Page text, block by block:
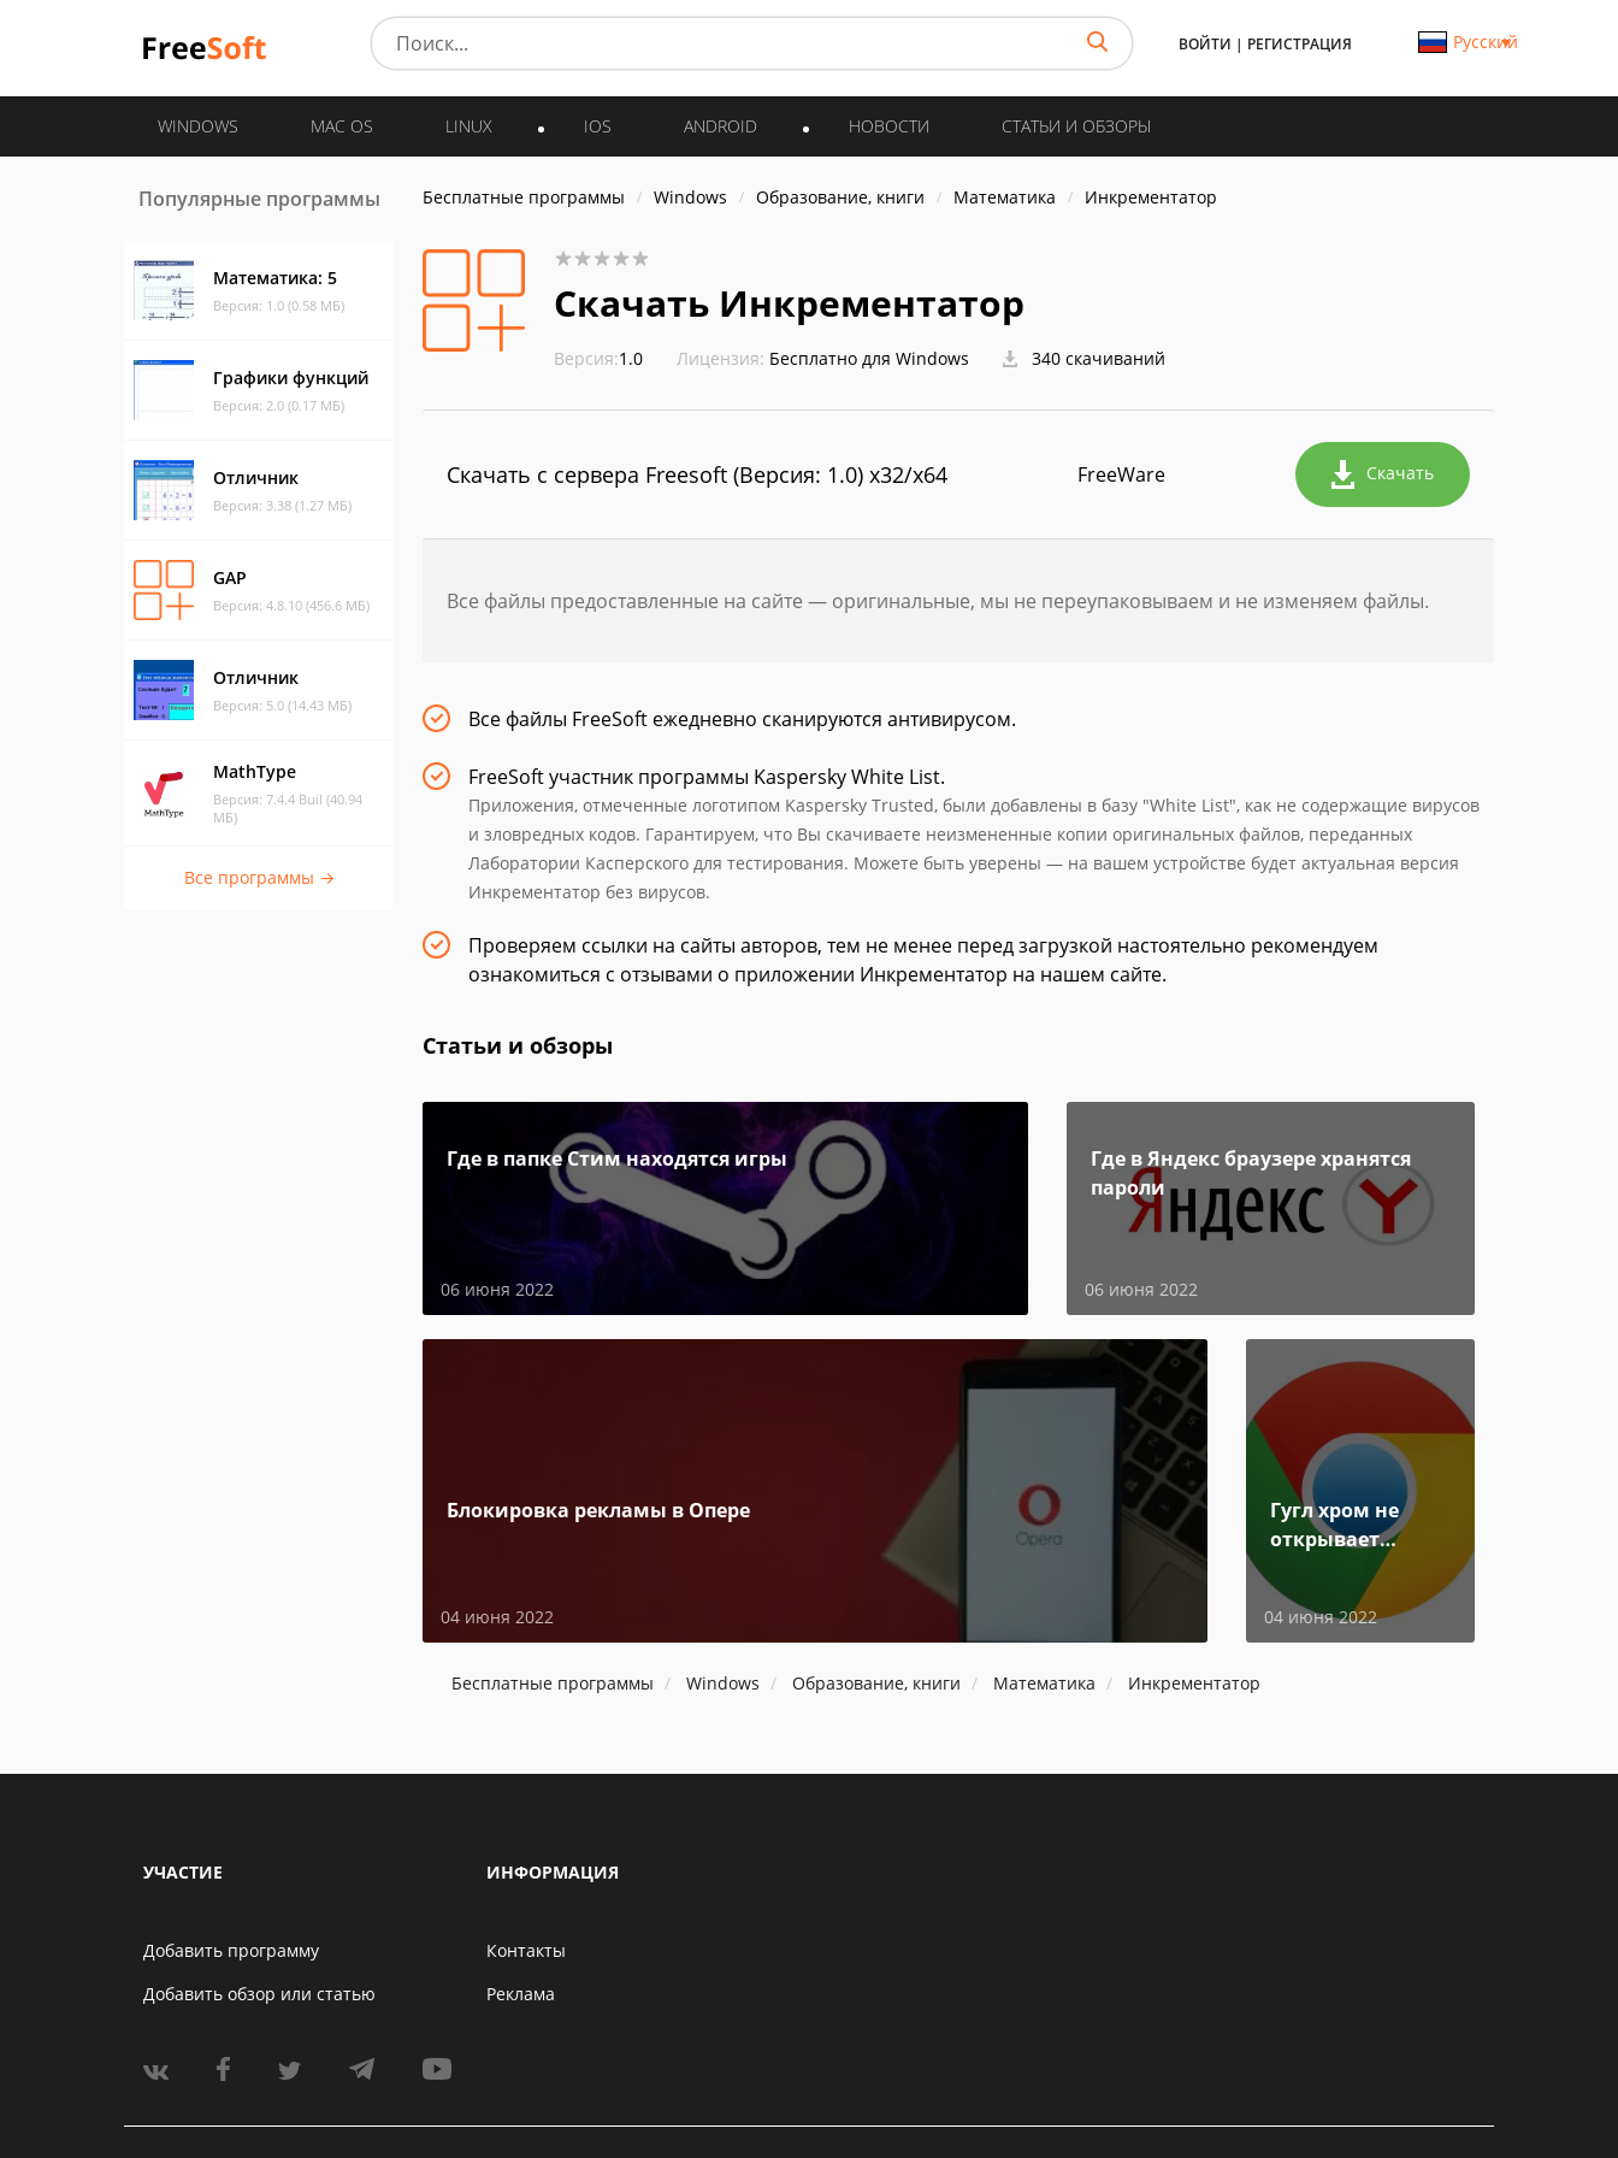
ВОЙТИ | РЕГИСТРАЦИЯ Русский
WINDOWS MAC OS LINUX IOS ANDROID НОВОСТИ СТАТЬИ И ОБЗОРЫ
Популярные программы
Математика: 5
Версия: 1.0 (0.58 МБ)
Графики функций
Версия: 2.0 (0.17 МБ)
Отличник
Версия: 3.38 (1.27 МБ)
GAP
Версия: 4.8.10 (456.6 МБ)
Отличник
Версия: 5.0 (14.43 МБ)
MathType
Версия: 7.4.4 Buil (40.94
МБ)
Все программы →
Бесплатные программы Windows Образование, книги Математика Инкрементатор
Скачать Инкрементатор
Версия:1.0 Лицензия: Бесплатно для Windows 340 скачиваний
Скачать с сервера Freesoft (Версия: 1.0) x32/x64 FreeWare Скачать
Все файлы предоставленные на сайте — оригинальные, мы не переупаковываем и не изменяем файлы.
Все файлы FreeSoft ежедневно сканируются антивирусом.
FreeSoft участник программы Kaspersky White List.
Приложения, отмеченные логотипом Kaspersky Trusted, были добавлены в базу "White List", как не содержащие вирусов
и зловредных кодов. Гарантируем, что Вы скачиваете неизмененные копии оригинальных файлов, переданных
Лаборатории Касперского для тестирования. Можете быть уверены — на вашем устройстве будет актуальная версия
Инкрементатор без вирусов.
Проверяем ссылки на сайты авторов, тем не менее перед загрузкой настоятельно рекомендуем
ознакомиться с отзывами о приложении Инкрементатор на нашем сайте.
Статьи и обзоры
Где в папке Стим находятся игры
06 июня 2022
Где в Яндекс браузере хранятся
пароли
06 июня 2022
Блокировка рекламы в Опере
04 июня 2022
Гугл хром не
открывает
04 июня 2022
Бесплатные программы Windows Образование, книги Математика Инкрементатор
УЧАСТИЕ
Добавить программу
Добавить обзор или статью
ИНФОРМАЦИЯ
Контакты
Реклама